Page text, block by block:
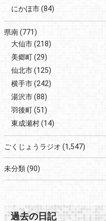
にかほ市(84)
県南(771)
大仙市(218)
美郷町(29)
仙北市(125)
横手市(242)
湯沢市(88)
羽後町(51)
東成瀬村(14)
ごくじょうラジオ (1,547)
未分類(90)
過去の日記